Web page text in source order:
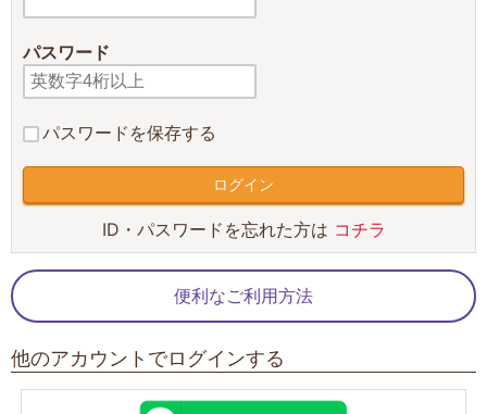
パスワード
パスワードを保存する
ID・パスワードを忘れた方は コチラ
便利なご利用方法
他のアカウントでログインする